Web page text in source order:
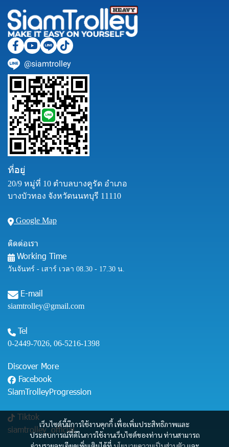
เว็บไซต์นี้มีการใช้งานคุกกี้ เพื่อเพิ่มประสิทธิภาพและ
ประสบการณ์ที่ดีในการใช้งานเว็บไซต์ของท่าน ท่านสามารถ
@siamtrolley
ที่อยู่
20/9 หมู่ที่ 10 ตำบลบางคูรัด อำเภอ
บางบัวทอง จังหวัดนนทบุรี 11110
Google Map
ติดต่อเรา
Working Time
วันจันทร์ - เสาร์ เวลา 08.30 - 17.30 น.
E-mail
siamtrolley@gmail.com
Tel
0-2449-7026, 06-5216-1398
Discover More
Facebook
SiamTrolleyProgression
Tiktok
siamtrolley_official